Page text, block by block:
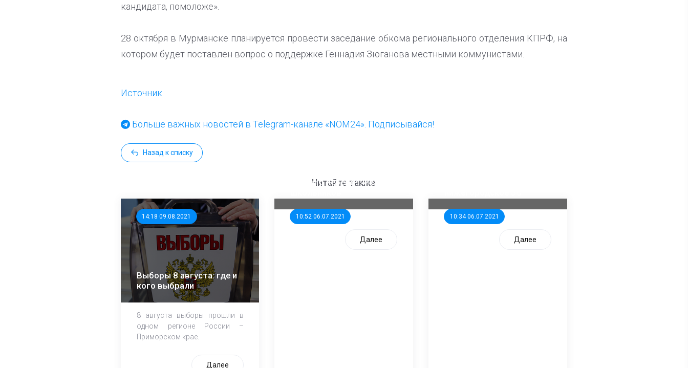
кандидата, помоложе».
28 октября в Мурманске планируется провести заседание обкома регионального отделения КПРФ, на
котором будет поставлен вопрос о поддержке Геннадия Зюганова местными коммунистами.
Источник
Больше важных новостей в Telegram-канале «NOM24». Подписывайся!
Назад к списку
Читайте также
14:18 09.08.2021
Выборы 8 августа: где и
кого выбрали
8 августа выборы прошли в
одном регионе России –
Приморском крае.
Далее
10:52 06.07.2021
единого перевозчика для
Далее
10:34 06.07.2021
Далее